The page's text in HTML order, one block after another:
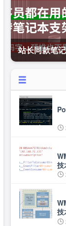
站长同款笔
技
技